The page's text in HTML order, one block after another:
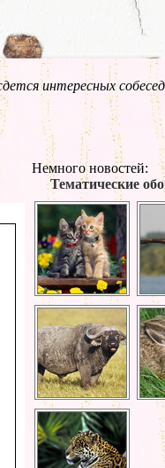
интересных
Немного новостей:
Тематические